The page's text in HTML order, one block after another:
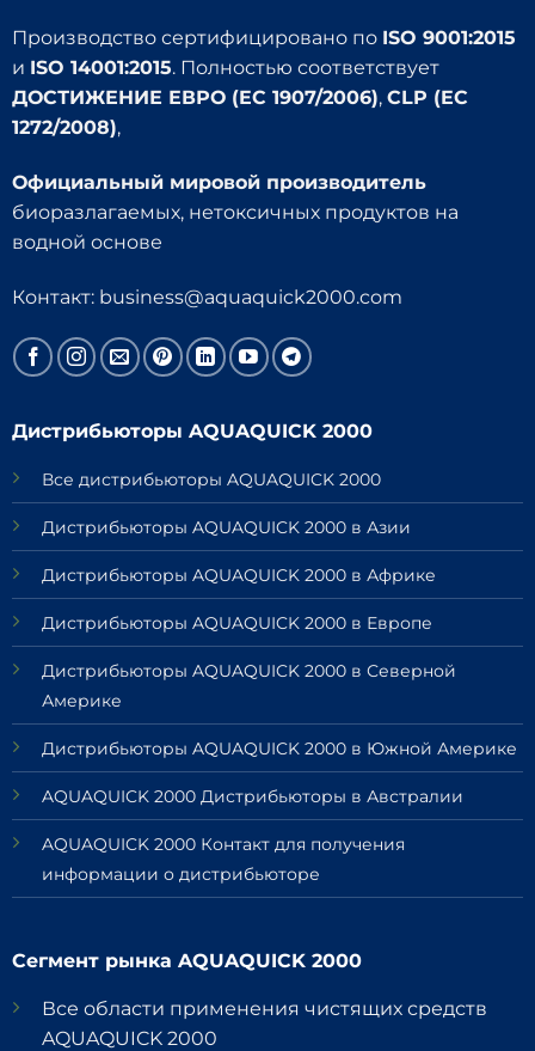
Производство сертифицировано по ISO 9001:2015
и ISO 14001:2015. Полностью соответствует
ДОСТИЖЕНИЕ ЕВРО (EC 1907/2006), CLP (EC
1272/2008),
Официальный мировой производитель
биоразлагаемых, нетоксичных продуктов на
водной основе
Контакт: business@aquaquick2000.com
Дистрибьюторы AQUAQUICK 2000
Все дистрибьюторы AQUAQUICK 2000
Дистрибьюторы AQUAQUICK 2000 в Азии
Дистрибьюторы AQUAQUICK 2000 в Африке
Дистрибьюторы AQUAQUICK 2000 в Европе
Дистрибьюторы AQUAQUICK 2000 в Северной
Америке
Дистрибьюторы AQUAQUICK 2000 в Южной Америке
AQUAQUICK 2000 Дистрибьюторы в Австралии
AQUAQUICK 2000 Контакт для получения
информации о дистрибьюторе
Сегмент рынка AQUAQUICK 2000
Все области применения чистящих средств
AQUAQUICK 2000